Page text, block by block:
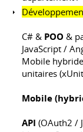
C# & POO &
JavaScript /
Mobile
unitaires
Mobile
API (OAuth2 /